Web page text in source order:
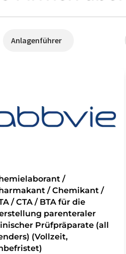
Anlagenführer
/
/ Chemikant /
/ CTA / BTA für die
parenteraler
Prüfpräparate (all
(Vollzeit,